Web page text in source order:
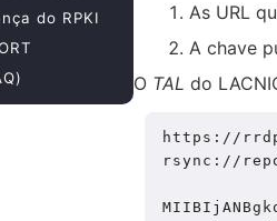
As URL
A chave
O TAL do
https://
rsync://
do RPKI